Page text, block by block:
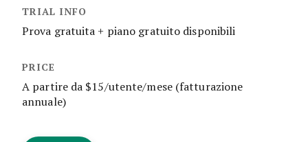
Prova gratuita + piano gratuito disponibili
A partire da $15/utente/mese (fatturazione
annuale)